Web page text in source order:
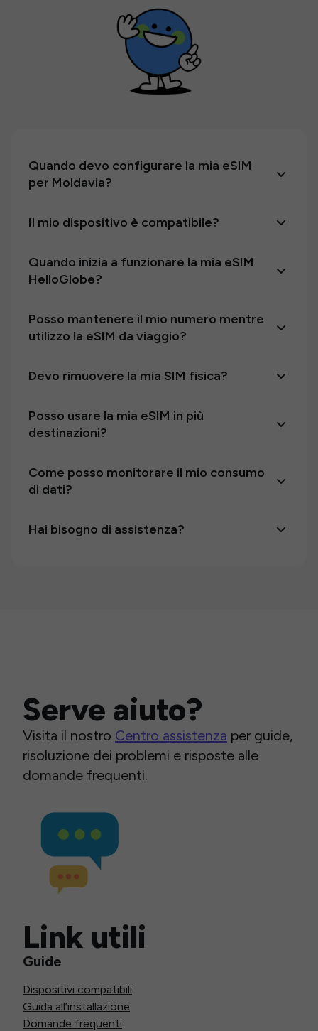
Quando devo configurare la mia eSIM
per Moldavia?
Il mio dispositivo è compatibile?
Quando inizia a funzionare la mia eSIM
HelloGlobe?
Posso mantenere il mio numero mentre
utilizzo la eSIM da viaggio?
Devo rimuovere la mia SIM fisica?
Posso usare la mia eSIM in più
destinazioni?
Come posso monitorare il mio consumo
di dati?
Hai bisogno di assistenza?
Serve aiuto?
Visita il nostro Centro assistenza per guide,
risoluzione dei problemi e risposte alle
domande frequenti.
Link utili
Guide
Dispositivi compatibili
Guida all’installazione
Domande frequenti